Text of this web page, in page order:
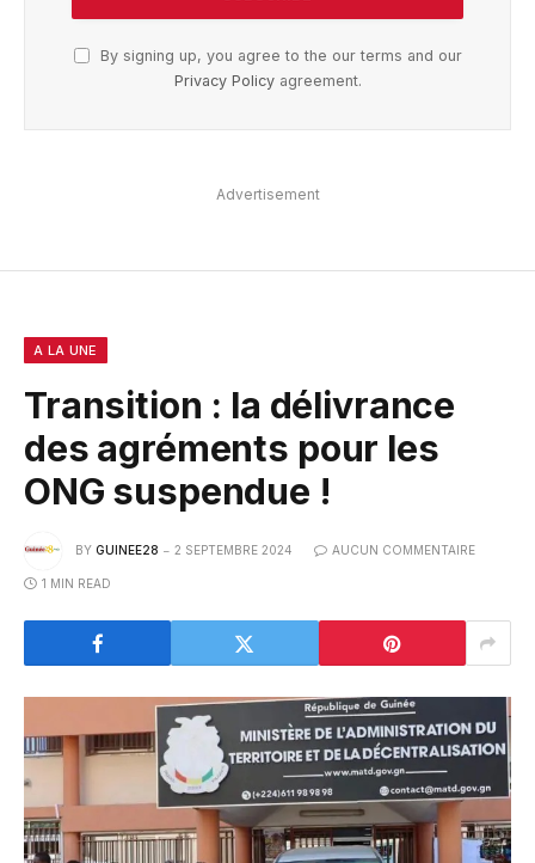
By signing up, you agree to the our terms and our
Privacy Policyagreement.
Advertisement
A LA UNE
Transition : la délivrance
des agréments pour les
ONG suspendue !
BY GUINEE28 2 SEPTEMBRE 2024 AUCUN COMMENTAIRE
1 MIN READ